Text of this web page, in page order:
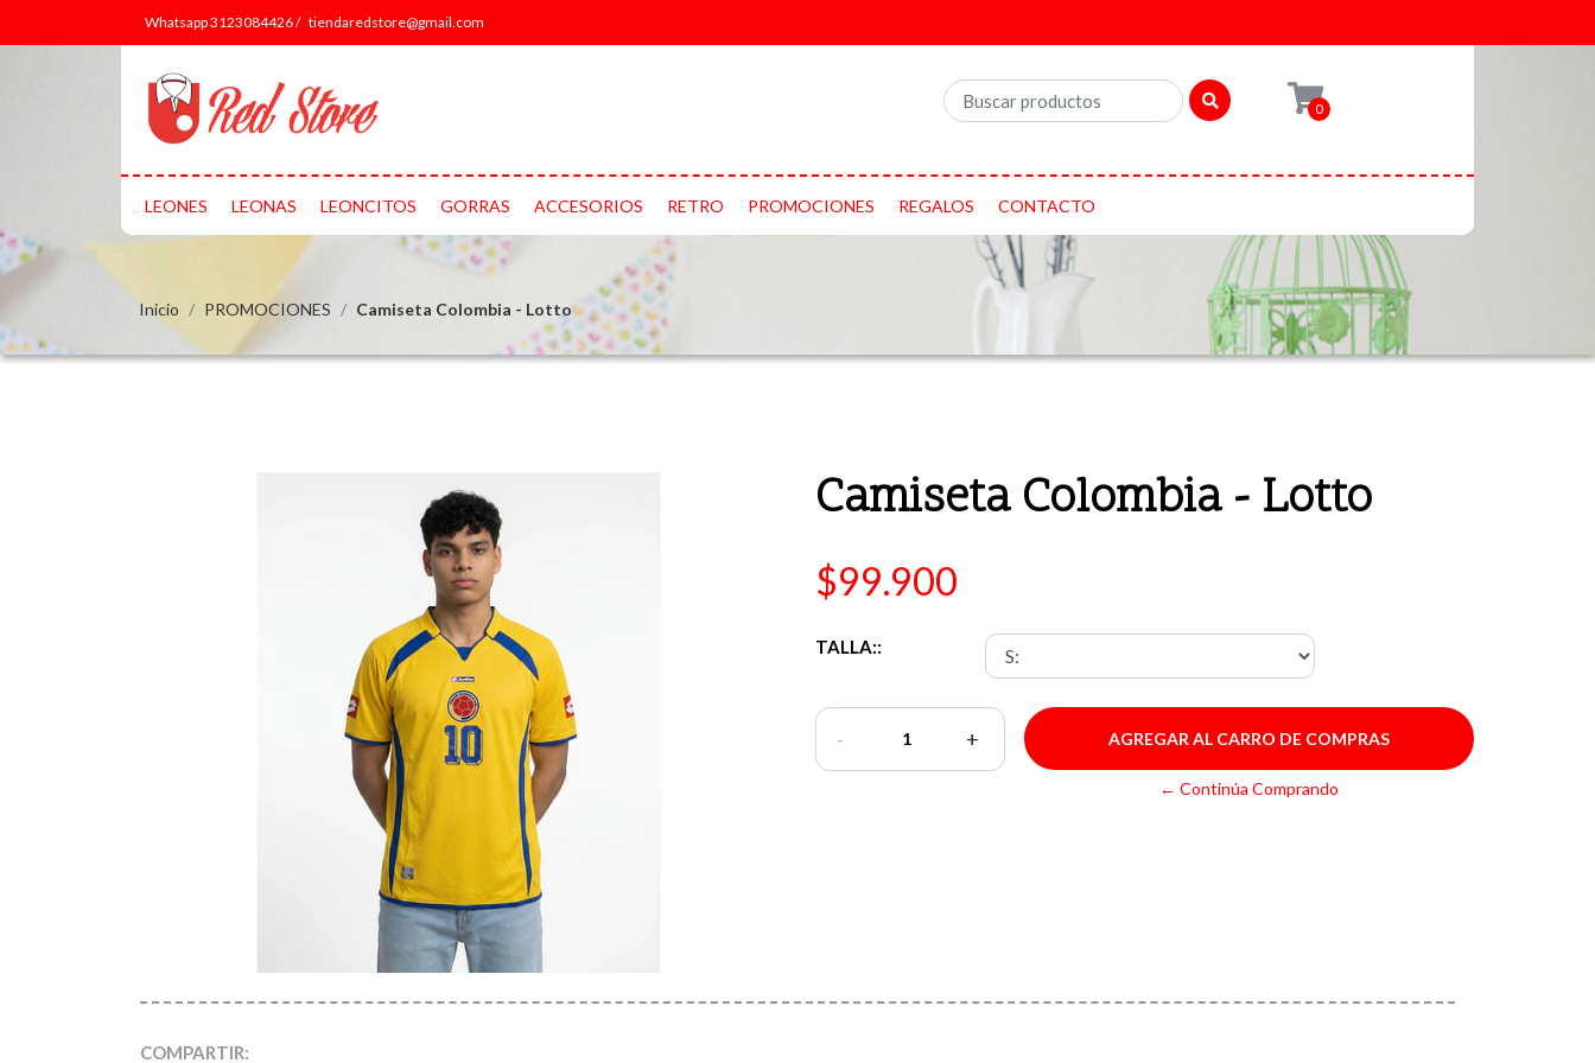
Whatsapp 3123084426 / tiendaredstore@gmail.com
0
LEONES LEONAS LEONCITOS GORRAS ACCESORIOS RETRO PROMOCIONES REGALOS CONTACTO
Inicio PROMOCIONES Camiseta Colombia - Lotto
Camiseta Colombia - Lotto
$99.900
TALLA::
- +
← Continúa Comprando
COMPARTIR: